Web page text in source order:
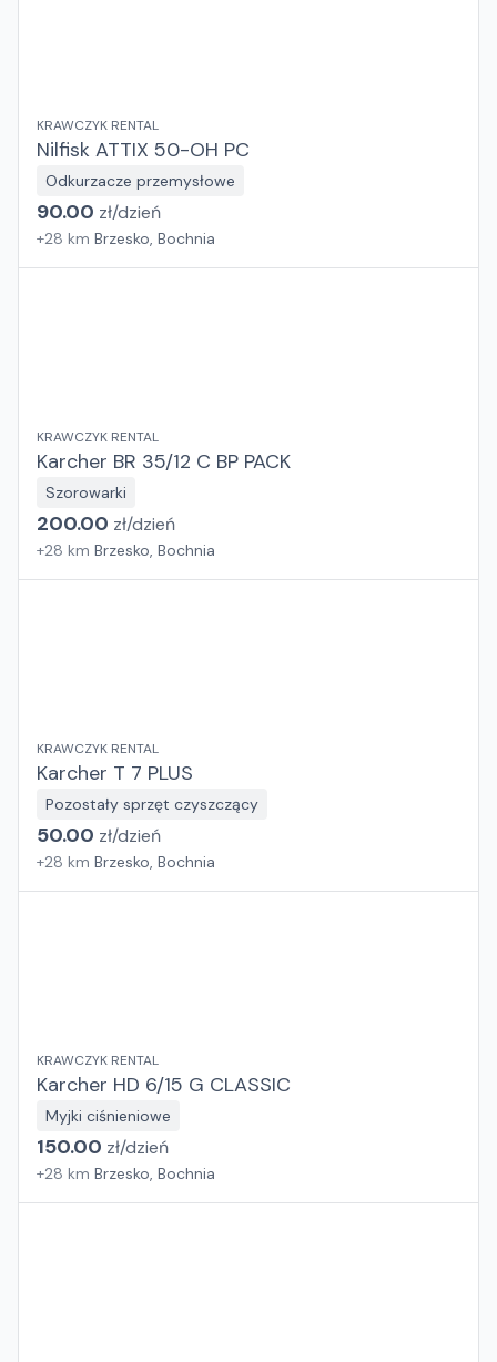
KRAWCZYK RENTAL
Nilfisk ATTIX 50-OH PC
Odkurzacze przemysłowe
90.00 zł/dzień
+28 km Brzesko, Bochnia
KRAWCZYK RENTAL
Karcher BR 35/12 C BP PACK
Szorowarki
200.00 zł/dzień
+28 km Brzesko, Bochnia
KRAWCZYK RENTAL
Karcher T 7 PLUS
Pozostały sprzęt czyszczący
50.00 zł/dzień
+28 km Brzesko, Bochnia
KRAWCZYK RENTAL
Karcher HD 6/15 G CLASSIC
Myjki ciśnieniowe
150.00 zł/dzień
+28 km Brzesko, Bochnia